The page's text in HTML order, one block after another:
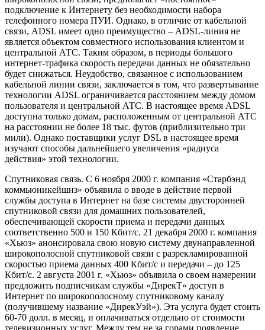
подключение к Интернету без необходимости набора
телефонного номера ПУИ. Однако, в отличие от кабельной
связи, ADSL имеет одно преимущество – ADSL-линия не
является объектом совместного использования клиентом и
центральной АТС. Таким образом, в периоды большого
интернет-трафика скорость передачи данных не обязательно
будет снижаться. Неудобство, связанное с использованием
кабельной линии связи, заключается в том, что развертывание
технологии ADSL ограничивается расстоянием между домом
пользователя и центральной АТС. В настоящее время ADSL
доступна только домам, расположенным от центральной АТС
на расстоянии не более 18 тыс. футов (приблизительно три
мили). Однако поставщики услуг DSL в настоящее время
изучают способы дальнейшего увеличения «радиуса
действия» этой технологии.
Спутниковая связь. С 6 ноября 2000 г. компания «Старбэнд
коммьюникейшнз» объявила о вводе в действие первой
службы доступа в Интернет на базе системы двусторонней
спутниковой связи для домашних пользователей,
обеспечивающей скорости приема и передачи данных
соответственно 500 и 150 Кбит/с. 21 декабря 2000 г. компания
«Хьюз» анонсировала свою новую систему двунаправленной
широкополосной спутниковой связи с разрекламированной
скоростью приема данных 400 Кбит/с и передачи – до 125
Кбит/с. 2 августа 2001 г. «Хьюз» объявила о своем намерении
предложить подписчикам службы «ДирекТ» доступ в
Интернет по широкополосному спутниковому каналу
(получившему название «ДирекУэй»). Эта услуга будет стоить
60-70 долл. в месяц, и оплачиваться отдельно от стоимости
телевизионных услуг. Между тем не за горами появление